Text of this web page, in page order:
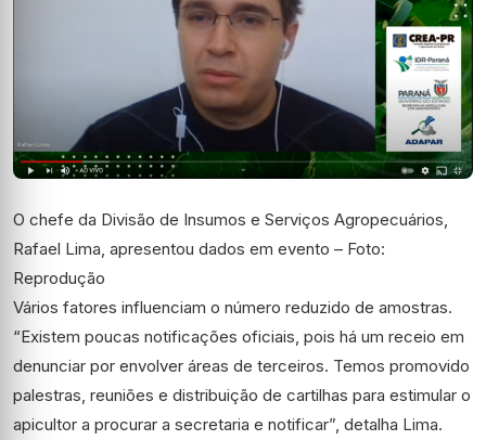
O chefe da Divisão de Insumos e Serviços Agropecuários,
Rafael Lima, apresentou dados em evento – Foto:
Reprodução
Vários fatores influenciam o número reduzido de amostras.
“Existem poucas notificações oficiais, pois há um receio em
denunciar por envolver áreas de terceiros. Temos promovido
palestras, reuniões e distribuição de cartilhas para estimular o
apicultor a procurar a secretaria e notificar”, detalha Lima.